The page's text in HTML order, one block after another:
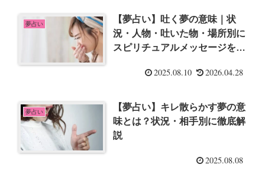
夢占い
【夢占い】吐く夢の意味｜状
況・人物・吐いた物・場所別に
スピリチュアルメッセージを徹
2025.08.10 2026.04.28
夢占い
【夢占い】キレ散らかす夢の意
味とは？状況・相手別に徹底解
説
2025.08.08